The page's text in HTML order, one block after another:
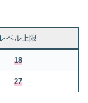
レベル上限
18
27